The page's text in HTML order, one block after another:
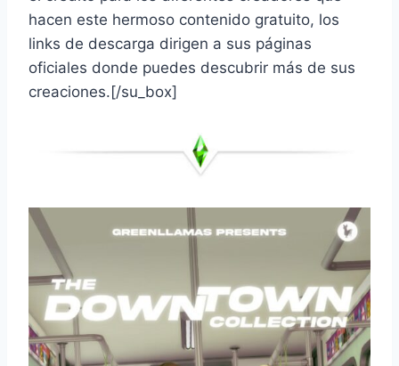
hacen este hermoso contenido gratuito, los
links de descarga dirigen a sus páginas
oficiales donde puedes descubrir más de sus
creaciones.[/su_box]